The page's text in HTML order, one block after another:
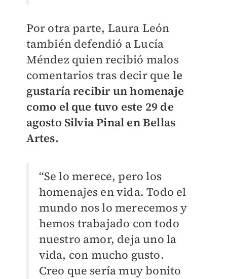
Por otra parte, Laura León
también defendió a Lucía
Méndez quien recibió malos
comentarios tras decir que le
gustaría recibir un homenaje
como el que tuvo este 29 de
agosto Silvia Pinal en Bellas
Artes.
“Se lo merece, pero los
homenajes en vida. Todo el
mundo nos lo merecemos y
hemos trabajado con todo
nuestro amor, deja uno la
vida, con mucho gusto.
Creo que sería muy bonito